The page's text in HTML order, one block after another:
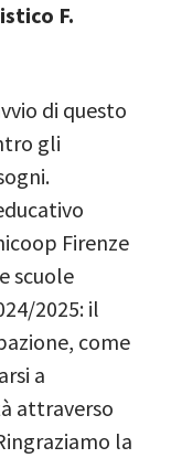
F.
di questo
gli
Firenze
scuole
2025: il
come
a
attraverso
la